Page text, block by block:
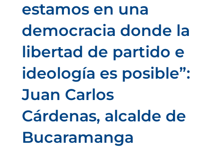
estamos en una
democracia donde la
libertad de partido e
ideología es posible”:
Juan Carlos
Cárdenas, alcalde de
Bucaramanga